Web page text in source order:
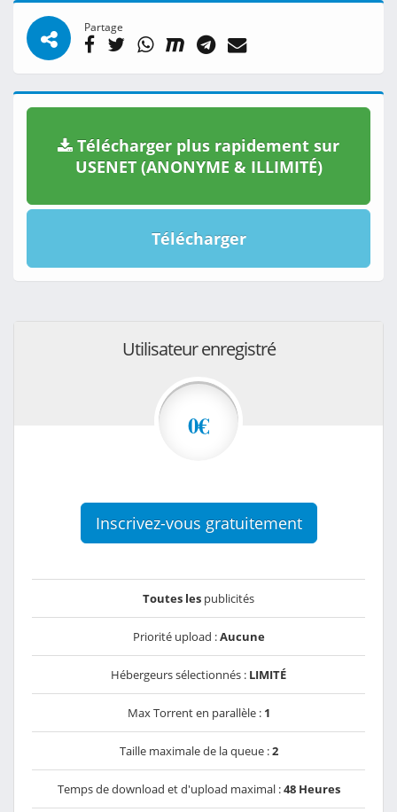
Partage
Télécharger plus rapidement sur
USENET (ANONYME & ILLIMITÉ)
Télécharger
Utilisateur enregistré
0€
Inscrivez-vous gratuitement
Toutes les publicités
Priorité upload :Aucune
Hébergeurs sélectionnés : LIMITÉ
Max Torrent en parallèle : 1
Taille maximale de la queue :2
Temps de download et d'upload maximal :48 Heures